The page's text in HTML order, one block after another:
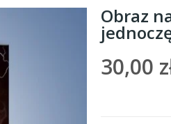
Obraz
30,00